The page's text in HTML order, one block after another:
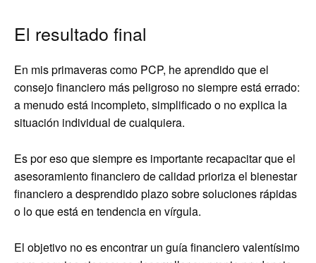
El resultado final
En mis primaveras como PCP, he aprendido que el
consejo financiero más peligroso no siempre está errado:
a menudo está incompleto, simplificado o no explica la
situación individual de cualquiera.
Es por eso que siempre es importante recapacitar que el
asesoramiento financiero de calidad prioriza el bienestar
financiero a desprendido plazo sobre soluciones rápidas
o lo que está en tendencia en vírgula.
El objetivo no es encontrar un guía financiero valentísimo